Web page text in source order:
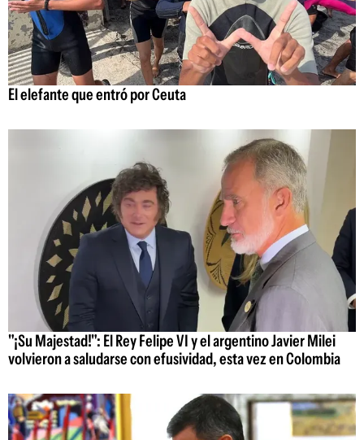
El elefante que entró por Ceuta
"¡Su Majestad!": El Rey Felipe VI y el argentino Javier Milei
volvieron a saludarse con efusividad, esta vez en Colombia